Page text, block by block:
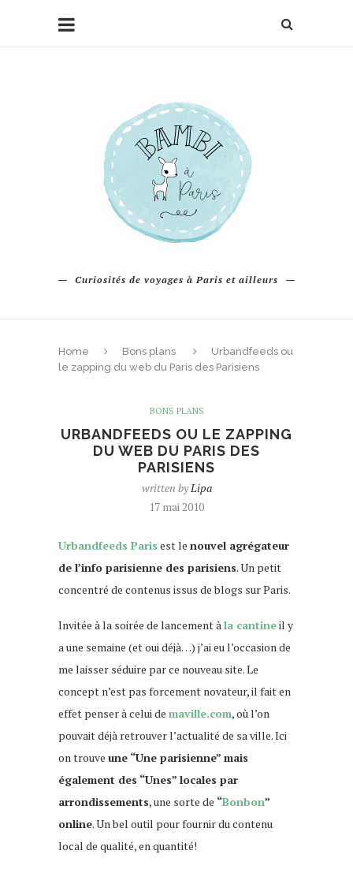
Curiosités de voyages à Paris et ailleurs
Home Bons plans
Urbandfeeds ou
le zapping du web du Paris des Parisiens
BONS PLANS
URBANDFEEDS OU LE ZAPPING
DU WEB DU PARIS DES
PARISIENS
written byLipa
17 mai 2010
Urbandfeeds Paris est le nouvel agrégateur
de l’info parisienne des parisiens. Un petit
concentré de contenus issus de blogs sur Paris.
Invitée à la soirée de lancement àla cantineil y
a une semaine (et oui déjà…) j’ai eu l’occasion de
me laisser séduire par ce nouveau site. Le
concept n’est pas forcement novateur, il fait en
effet penser à celui de maville.com, où l’on
pouvait déjà retrouver l’actualité de sa ville. Ici
on trouve une “Une parisienne” mais
également des “Unes” locales par
arrondissements, une sorte de “Bonbon”
online. Un bel outil pour fournir du contenu
local de qualité, en quantité!